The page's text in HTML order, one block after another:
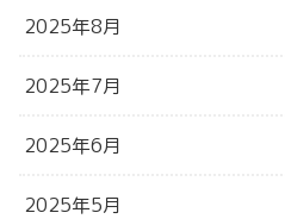
2025年8月
2025年7月
2025年6月
2025年5月